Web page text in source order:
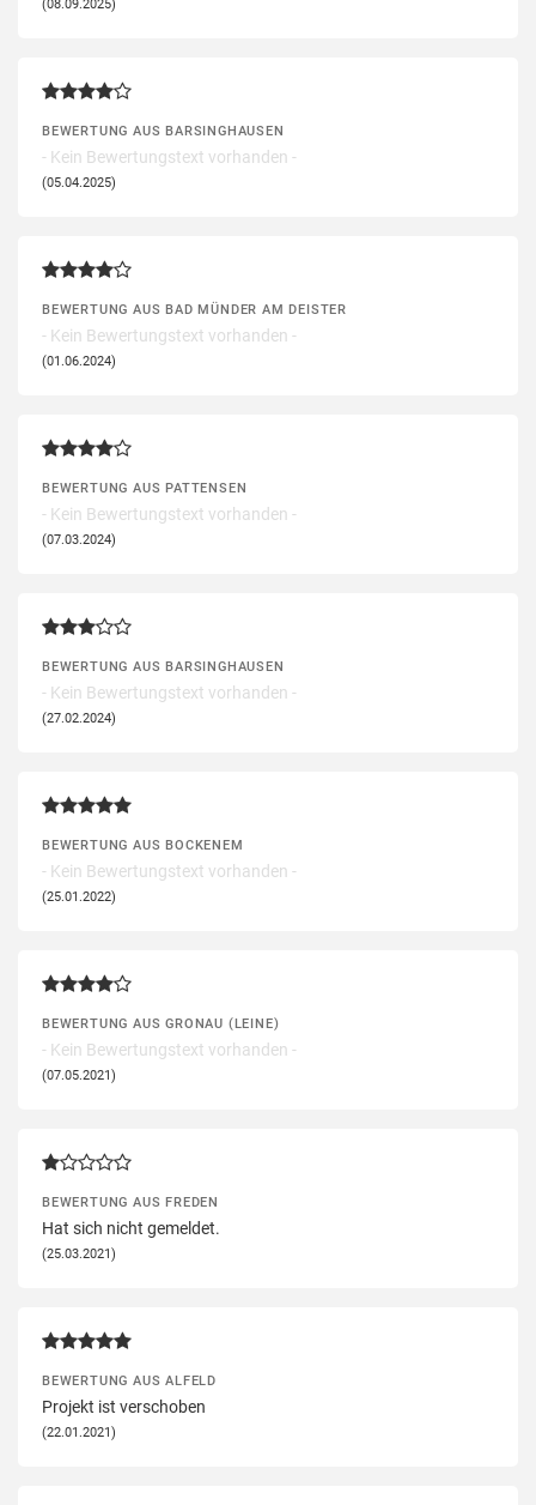
BEWERTUNG AUS BARSINGHAUSEN
- Kein Bewertungstext vorhanden -
(05.04.2025)
BEWERTUNG AUS BAD MÜNDER AM DEISTER
- Kein Bewertungstext vorhanden -
(01.06.2024)
BEWERTUNG AUS PATTENSEN
- Kein Bewertungstext vorhanden -
(07.03.2024)
BEWERTUNG AUS BARSINGHAUSEN
- Kein Bewertungstext vorhanden -
(27.02.2024)
BEWERTUNG AUS BOCKENEM
- Kein Bewertungstext vorhanden -
(25.01.2022)
BEWERTUNG AUS GRONAU (LEINE)
- Kein Bewertungstext vorhanden -
(07.05.2021)
BEWERTUNG AUS FREDEN
Hat sich nicht gemeldet.
(25.03.2021)
BEWERTUNG AUS ALFELD
Projekt ist verschoben
(22.01.2021)